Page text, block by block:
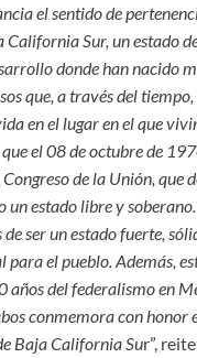
el sentido de
California Sur, un estado
donde han nacido
que, a través del
en el lugar en el que
el 08 de octubre de
de la Unión, que
un estado libre y
ser un estado fuerte,
el pueblo. Además,
años del federalismo en
conmemora con honor
Baja California Sur”,